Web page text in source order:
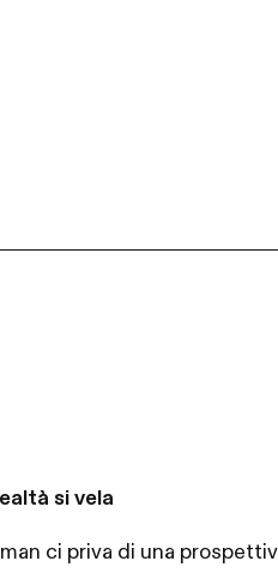
si vela
ci priva di una